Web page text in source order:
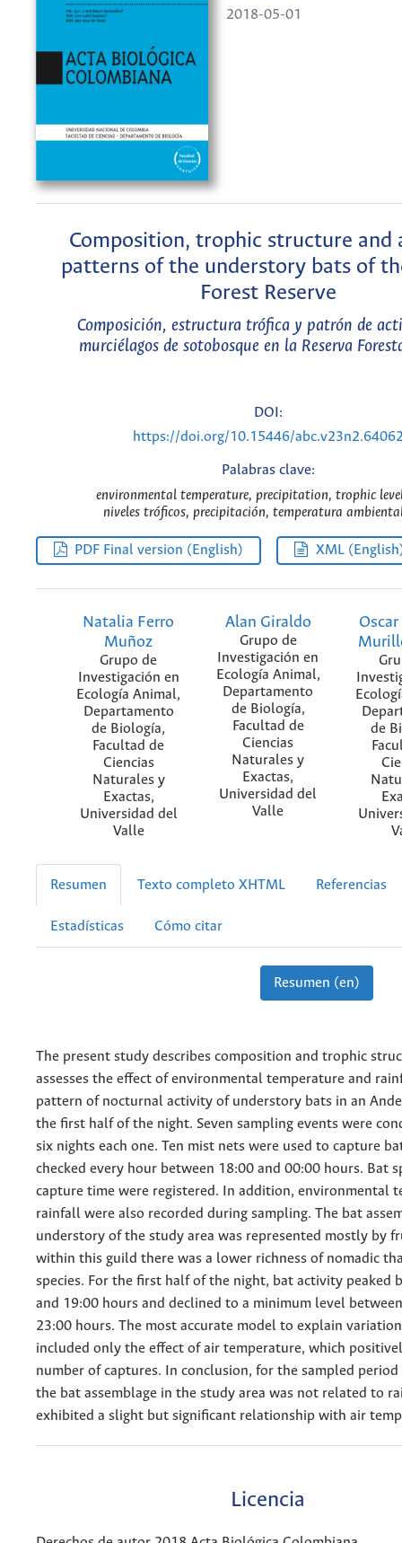
2018-05-01
Composition, trophic structure and
patterns of the understory bats of
Forest Reserve
Composición, estructura trófica y patrón de
murciélagos de sotobosque en la Reserva
DOI:
https://doi.org/10.15446/
Palabras clave:
environmental temperature, precipitation, trophic
niveles tróficos, precipitación, temperatura
PDF Final version (English) XML
Natalia Ferro
Muñoz
Grupo de
Investigación en
Ecología Animal,
Departamento
de Biología,
Facultad de
Ciencias
Naturales y
Exactas,
Universidad del
Valle
Alan Giraldo
Grupo de
Investigación en
Ecología Animal,
Departamento
de Biología,
Facultad de
Ciencias
Naturales y
Exactas,
Universidad del
Valle
de
Resumen Texto completo XHTML Referencias
Estadísticas Cómo citar
Resumen (en)
The present study describes composition and trophic
assesses the effect of environmental temperature and
pattern of nocturnal activity of understory bats in an
the first half of the night. Seven sampling events were
six nights each one. Ten mist nets were used to capture
checked every hour between 18:00 and 00:00 hours. Bat
capture time were registered. In addition, environmental
rainfall were also recorded during sampling. The bat
understory of the study area was represented mostly by
within this guild there was a lower richness of nomadic
species. For the first half of the night, bat activity peaked
and 19:00 hours and declined to a minimum level
23:00 hours. The most accurate model to explain
included only the effect of air temperature, which
number of captures. In conclusion, for the sampled
the bat assemblage in the study area was not related to
exhibited a slight but significant relationship with air
Licencia